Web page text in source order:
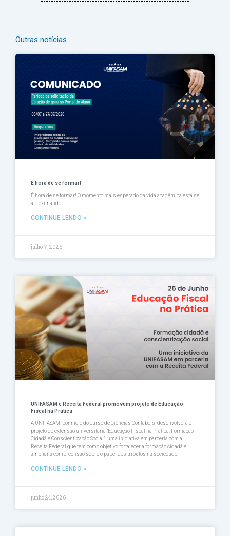
Outras notícias
É hora de se formar!
É hora de se formar! O momento mais esperado da vida acadêmica está se
aproximando,
CONTINUE LENDO »
julho 7, 2026
UNIFASAM e Receita Federal promovem projeto de Educação
Fiscal na Prática
A UNIFASAM, por meio do curso de Ciências Contábeis, desenvolverá o
projeto de extensão universitária “Educação Fiscal na Prática: Formação
Cidadã e Conscientização Social”, uma iniciativa em parceria com a
Receita Federal que tem como objetivo fortalecer a formação cidadã e
ampliar a compreensão sobre o papel dos tributos na sociedade.
CONTINUE LENDO »
junho 24, 2026
PáginaPágina
PáginaPáginaPágina